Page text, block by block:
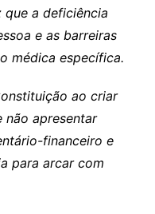
que a deficiência
e as barreiras
médica específica.
ao criar
não apresentar
financeiro e
para arcar com